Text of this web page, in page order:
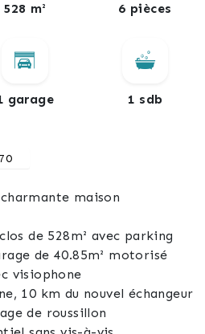
528 m² 6 pièces
garage 1 sdb
maison
de 528m² avec parking
de 40.85m² motorisé
visiophone
10 km du nouvel échangeur
de roussillon